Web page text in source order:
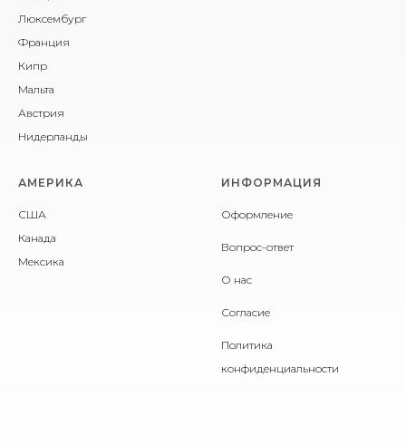
Люксембург
Франция
Кипр
Мальта
Австрия
Нидерланды
АМЕРИКА
США
Канада
Мексика
ИНФОРМАЦИЯ
Оформление
Вопрос-ответ
О нас
Согласие
Политика
конфиденциальности